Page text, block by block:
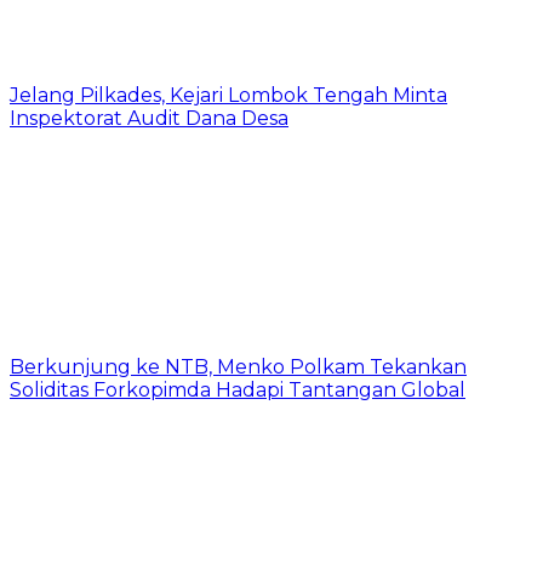
Jelang Pilkades, Kejari Lombok Tengah Minta
Inspektorat Audit Dana Desa
Berkunjung ke NTB, Menko Polkam Tekankan
Soliditas Forkopimda Hadapi Tantangan Global